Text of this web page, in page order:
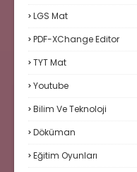
LGS Mat
PDF-XChange Editor
TYT Mat
Youtube
Bilim Ve Teknoloji
Döküman
Eğitim Oyunları